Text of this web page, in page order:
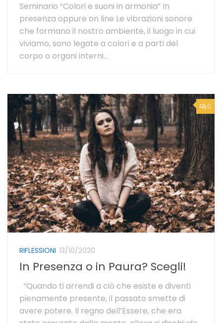
Seminario “Colori e suoni in armonia” In
presenza oppure on line Le vibrazioni sonore
che formano il nostro ambiente, il luogo in cui
viviamo, sono legate a colori e a parti del
corpo o organi interni...
0
RIFLESSIONI 13/10/2020
In Presenza o in Paura? Scegli!
“Quando ti arrendi a ciò che esiste e diventi
pienamente presente, il passato smette di
avere potere. Il regno dell’Essere, che era